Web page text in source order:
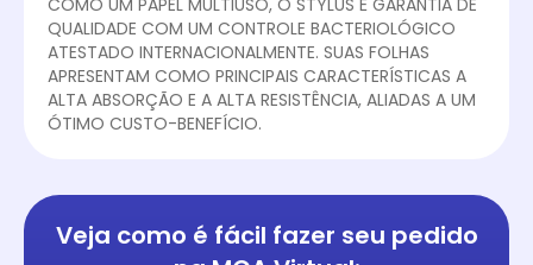
COMO UM PAPEL MULTIÚSO, O STYLUS É GARANTIA DE
QUALIDADE COM UM CONTROLE BACTERIOLÓGICO
ATESTADO INTERNACIONALMENTE. SUAS FOLHAS
APRESENTAM COMO PRINCIPAIS CARACTERÍSTICAS A
ALTA ABSORÇÃO E A ALTA RESISTÊNCIA, ALIADAS A UM
ÓTIMO CUSTO-BENEFÍCIO.
Veja como é fácil fazer seu pedido